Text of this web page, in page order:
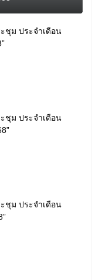
ชุม ประจำเดือน
ชุม ประจำเดือน
ชุม ประจำเดือน